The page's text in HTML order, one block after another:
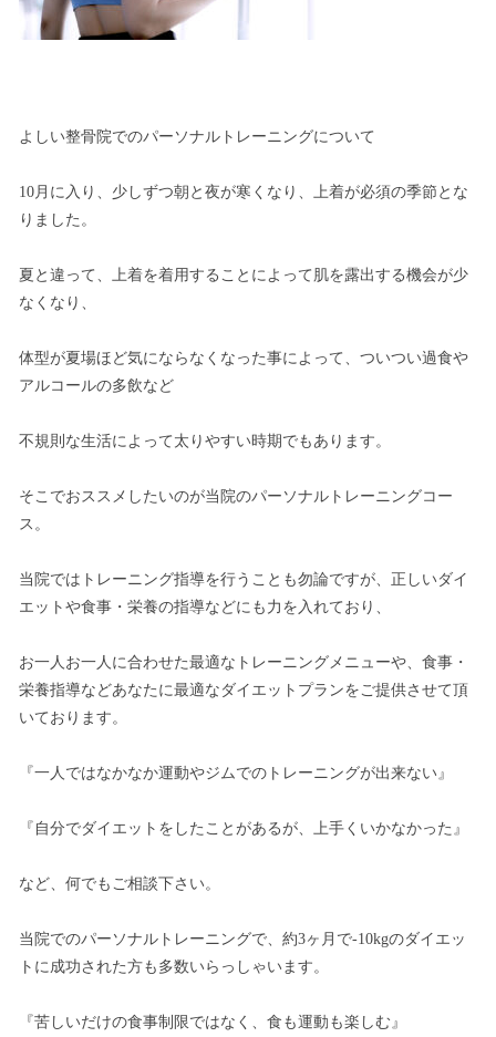
よしい整骨院でのパーソナルトレーニングについて
10月に入り、少しずつ朝と夜が寒くなり、上着が必須の季節とな
りました。
夏と違って、上着を着用することによって肌を露出する機会が少
なくなり、
体型が夏場ほど気にならなくなった事によって、ついつい過食や
アルコールの多飲など
不規則な生活によって太りやすい時期でもあります。
そこでおススメしたいのが当院のパーソナルトレーニングコー
ス。
当院ではトレーニング指導を行うことも勿論ですが、正しいダイ
エットや食事・栄養の指導などにも力を入れており、
お一人お一人に合わせた最適なトレーニングメニューや、食事・
栄養指導などあなたに最適なダイエットプランをご提供させて頂
いております。
『一人ではなかなか運動やジムでのトレーニングが出来ない』
『自分でダイエットをしたことがあるが、上手くいかなかった』
など、何でもご相談下さい。
当院でのパーソナルトレーニングで、約3ヶ月で-10kgのダイエッ
トに成功された方も多数いらっしゃいます。
『苦しいだけの食事制限ではなく、食も運動も楽しむ』